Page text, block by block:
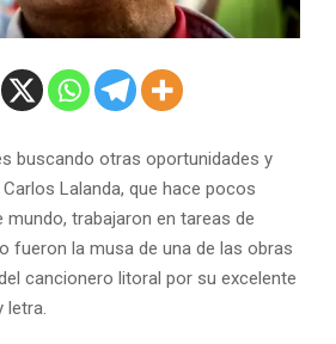
buscando otras oportunidades y
Lalanda, que hace pocos
trabajaron en tareas de
fueron la musa de una de las obras
cancionero litoral por su excelente
letra.